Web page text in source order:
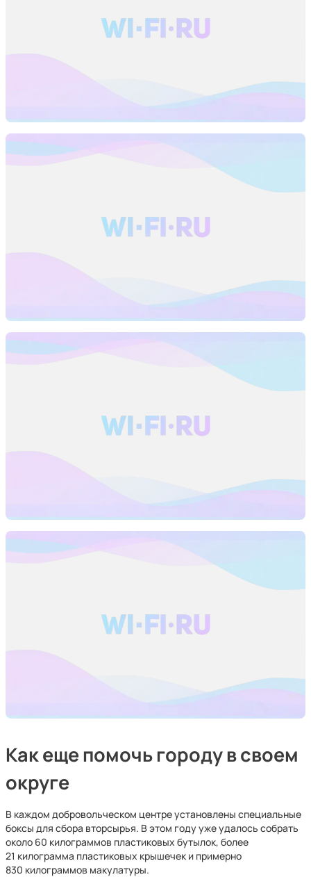
Как еще помочь городу в своем
округе
В каждом добровольческом центре установлены специальные
боксы для сбора вторсырья. В этом году уже удалось собрать
около 60 килограммов пластиковых бутылок, более
21 килограмма пластиковых крышечек и примерно
830 килограммов макулатуры.